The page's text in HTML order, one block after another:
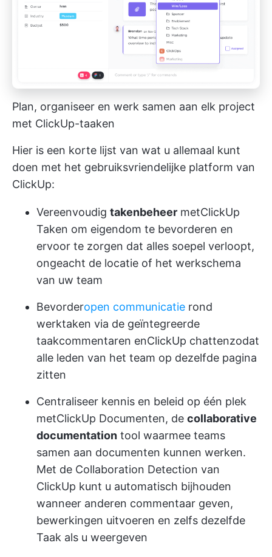
Plan, organiseer en werk samen aan elk project
met ClickUp-taaken
Hier is een korte lijst van wat u allemaal kunt
doen met het gebruiksvriendelijke platform van
ClickUp:
Vereenvoudig takenbeheer metClickUp
Taken om eigendom te bevorderen en
ervoor te zorgen dat alles soepel verloopt,
ongeacht de locatie of het werkschema
van uw team
Bevorderopen communicatie rond
werktaken via de geïntegreerde
taakcommentaren enClickUp chattenzodat
alle leden van het team op dezelfde pagina
zitten
Centraliseer kennis en beleid op één plek
metClickUp Documenten, de collaborative
documentation tool waarmee teams
samen aan documenten kunnen werken.
Met de Collaboration Detection van
ClickUp kunt u automatisch bijhouden
wanneer anderen commentaar geven,
bewerkingen uitvoeren en zelfs dezelfde
Taak als u weergeven